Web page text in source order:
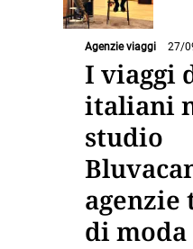
Agenzie viaggi 27/
I viaggi
italiani
studio
agenzie
di moda